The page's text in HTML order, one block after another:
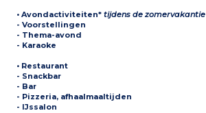
•Avondactiviteiten*tijdens de zomervakantie
- Voorstellingen
- Thema-avond
- Karaoke
• Restaurant
- Snackbar
- Bar
- Pizzeria, afhaalmaaltijden
- IJssalon